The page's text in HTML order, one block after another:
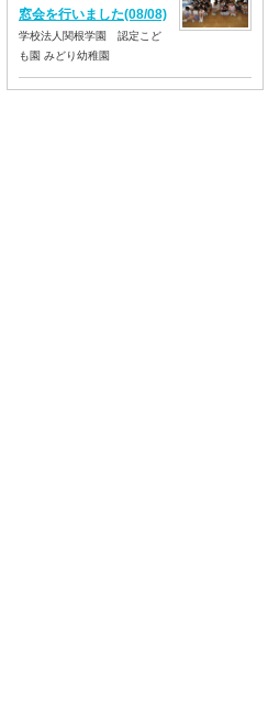
窓会を行いました(08/08)
学校法人関根学園 認定こど
も園 みどり幼稚園